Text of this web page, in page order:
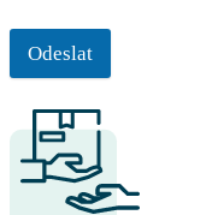
Odeslat